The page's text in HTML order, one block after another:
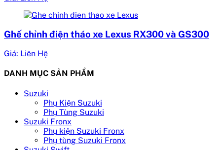
Ghế chỉnh điện tháo xe Lexus RX300 và GS300
Giá: Liên Hệ
DANH MỤC SẢN PHẨM
Suzuki
Phụ Kiện Suzuki
Phụ Tùng Suzuki
Suzuki Fronx
Phụ kiện Suzuki Fronx
Phụ tùng Suzuki Fronx